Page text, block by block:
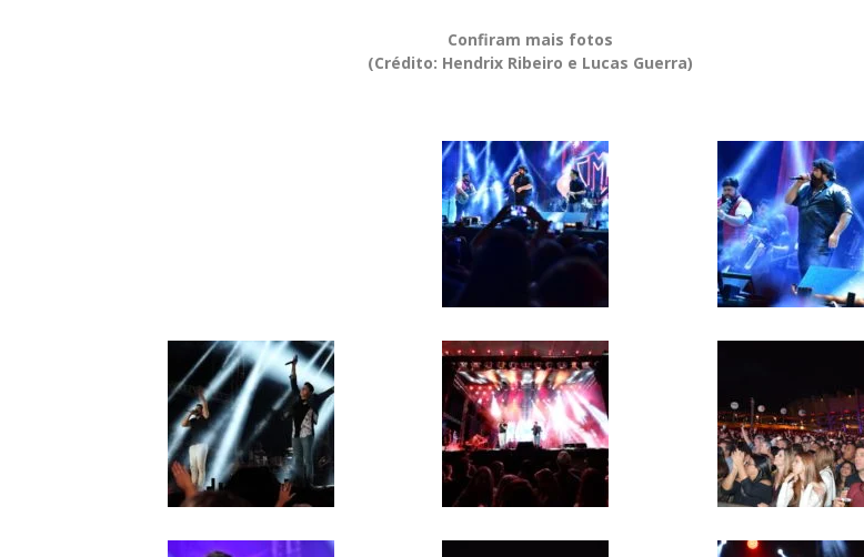
Confiram mais fotos
(Crédito: Hendrix Ribeiro e Lucas Guerra)